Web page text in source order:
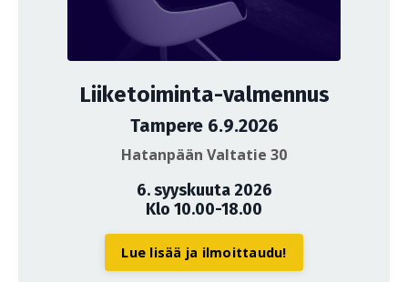
Liiketoiminta-valmennus
Tampere 6.9.2026
Hatanpään Valtatie 30
6. syyskuuta 2026
Klo 10.00-18.00
Lue lisää ja ilmoittaudu!